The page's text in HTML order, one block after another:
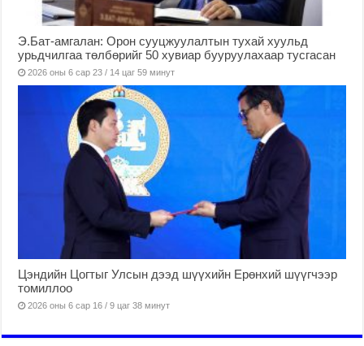
Э.Бат-амгалан: Орон сууцжуулалтын тухай хуульд
урьдчилгаа төлбөрийг 50 хувиар бууруулахаар тусгасан
2026 оны 6 сар 23 / 14 цаг 59 минут
Цэндийн Цогтыг Улсын дээд шүүхийн Ерөнхий шүүгчээр
томиллоо
2026 оны 6 сар 16 / 9 цаг 38 минут